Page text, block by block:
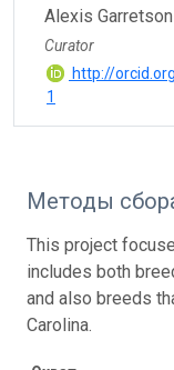
Alexis Garretson
Curator
http://
1
Методы
This project
includes both
and also breeds
Carolina.